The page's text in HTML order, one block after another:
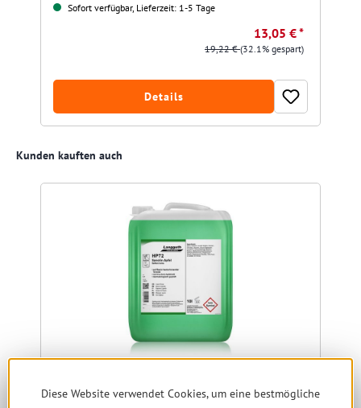
Sofort verfügbar, Lieferzeit: 1-5 Tage
13,05 € *
19,22 €(32.1% gespart)
Details
Produktgalerie überspringen
Kunden kauften auch
Diese Website verwendet Cookies, um eine bestmögliche